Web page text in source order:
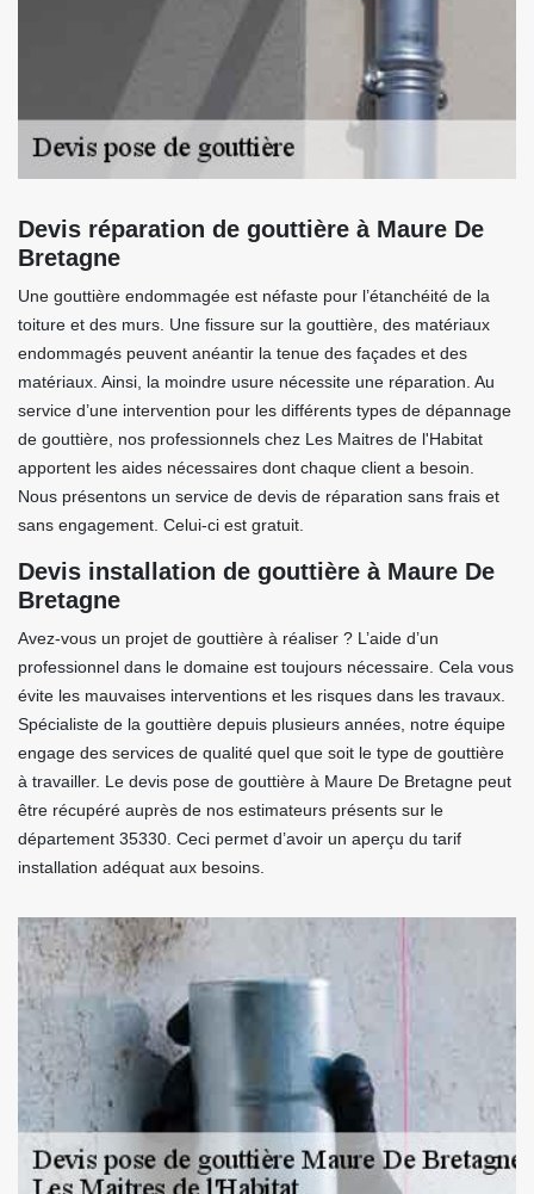
Devis réparation de gouttière à Maure De
Bretagne
Une gouttière endommagée est néfaste pour l’étanchéité de la
toiture et des murs. Une fissure sur la gouttière, des matériaux
endommagés peuvent anéantir la tenue des façades et des
matériaux. Ainsi, la moindre usure nécessite une réparation. Au
service d’une intervention pour les différents types de dépannage
de gouttière, nos professionnels chez Les Maitres de l'Habitat
apportent les aides nécessaires dont chaque client a besoin.
Nous présentons un service de devis de réparation sans frais et
sans engagement. Celui-ci est gratuit.
Devis installation de gouttière à Maure De
Bretagne
Avez-vous un projet de gouttière à réaliser ? L’aide d’un
professionnel dans le domaine est toujours nécessaire. Cela vous
évite les mauvaises interventions et les risques dans les travaux.
Spécialiste de la gouttière depuis plusieurs années, notre équipe
engage des services de qualité quel que soit le type de gouttière
à travailler. Le devis pose de gouttière à Maure De Bretagne peut
être récupéré auprès de nos estimateurs présents sur le
département 35330. Ceci permet d’avoir un aperçu du tarif
installation adéquat aux besoins.